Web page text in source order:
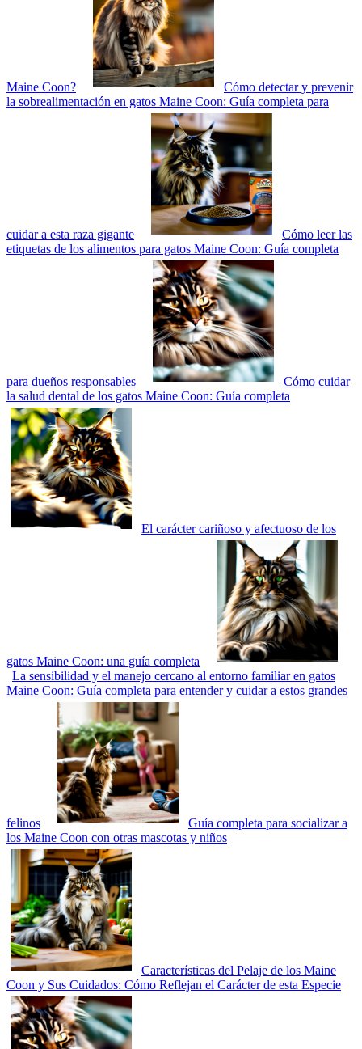
Maine Coon?
Cómo detectar y prevenir
la sobrealimentación en gatos Maine Coon: Guía completa para
cuidar a esta raza gigante
Cómo leer las
etiquetas de los alimentos para gatos Maine Coon: Guía completa
para dueños responsables
Cómo cuidar
la salud dental de los gatos Maine Coon: Guía completa
El carácter cariñoso y afectuoso de los
gatos Maine Coon: una guía completa
La sensibilidad y el manejo cercano al entorno familiar en gatos
Maine Coon: Guía completa para entender y cuidar a estos grandes
felinos
Guía completa para socializar a
los Maine Coon con otras mascotas y niños
Características del Pelaje de los Maine
Coon y Sus Cuidados: Cómo Reflejan el Carácter de esta Especie